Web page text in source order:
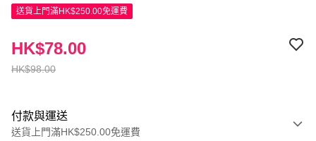
送貨上門滿HK$250.00免運費
HK$98.00
HK$78.00
付款與運送
送貨上門滿HK$250.00免運費